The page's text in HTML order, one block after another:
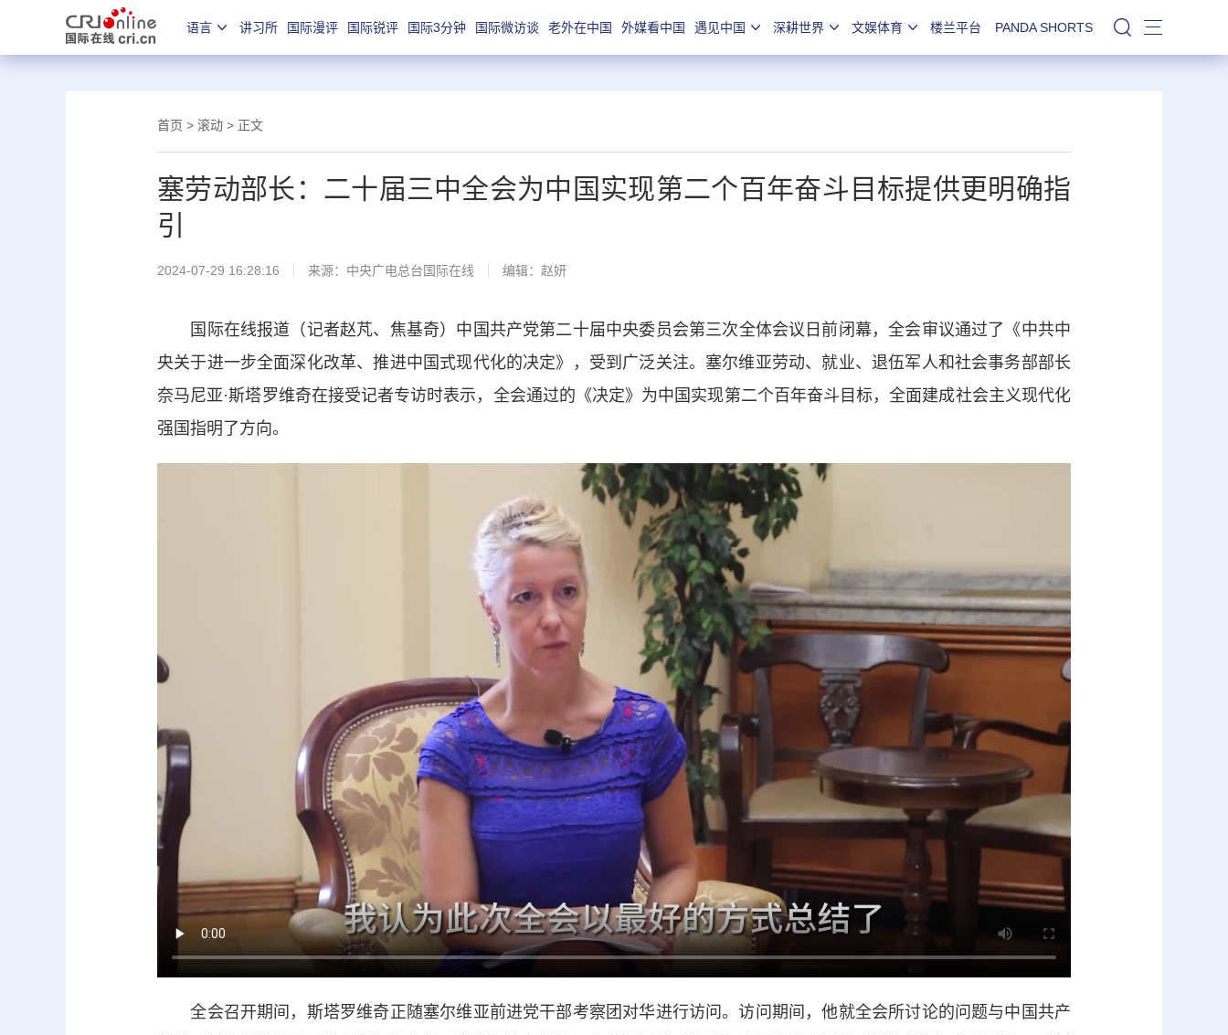
语言 讲习所 国际漫评 国际锐评 国际3分钟 国际微访谈 老外在中国 外媒看中国 遇见中国 深耕世界 文娱体育 楼兰平台 PANDA SHORTS 站内搜索
首页 > 滚动 > 正文
塞劳动部长：二十届三中全会为中国实现第二个百年奋斗目标提供更明确指
引
2024-07-29 16:28:16 来源：中央广电总台国际在线 编辑：赵妍
国际在线报道（记者赵芃、焦基奇） 中国共产党第二十届中央委员会第三次全体会议日前闭幕，全会审议通过了《中共中
央关于进一步全面深化改革、推进中国式现代化的决定》，受到广泛关注。塞尔维亚劳动、就业、退伍军人和社会事务部部长
奈马尼亚·斯塔罗维奇在接受记者专访时表示，全会通过的《决定》为中国实现第二个百年奋斗目标，全面建成社会主义现代化
强国指明了方向。
全会召开期间，斯塔罗维奇正随塞尔维亚前进党干部考察团对华进行访问。访问期间，他就全会所讨论的问题与中国共产